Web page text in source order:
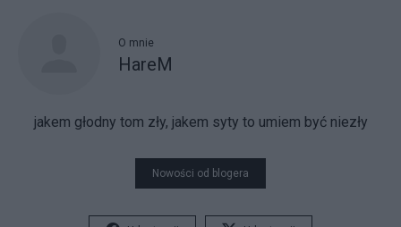
O mnie
HareM
jakem głodny tom zły, jakem syty to umiem być niezły
Nowości od blogera